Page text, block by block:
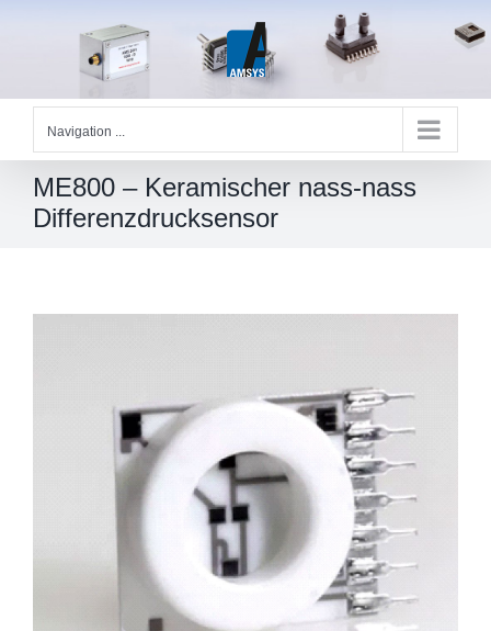
Navigation ...
ME800 – Keramischer nass-nass
Differenzdrucksensor